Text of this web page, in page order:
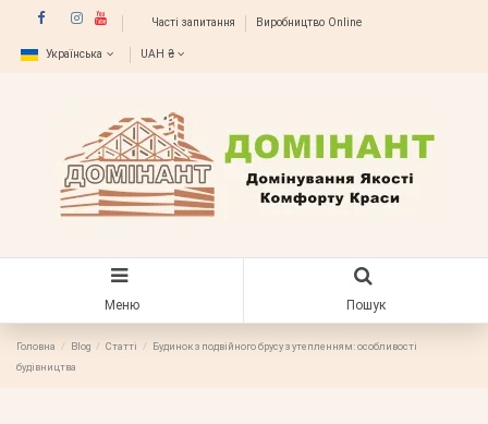
Часті запитання Виробництво Online
Українська UAH ₴
Меню Пошук
Головна Blog Статті
Будинок з подвійного брусу з утепленням: особливості
будівництва